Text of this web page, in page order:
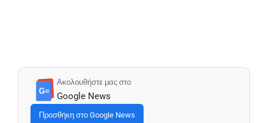
G≡
Ακολουθήστε μας στο
Google News
Προσθήκη στο Google News